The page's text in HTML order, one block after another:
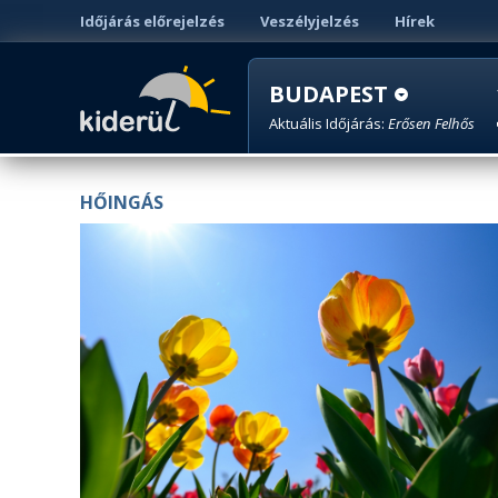
Időjárás előrejelzés Veszélyjelzés Hírek
BUDAPEST
Aktuális Időjárás: Erősen Felhős
HŐINGÁS